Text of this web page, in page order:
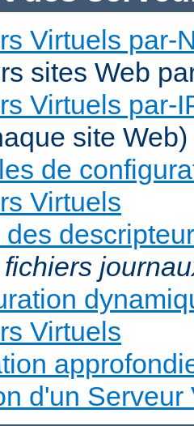
Virtuels par-
sites Web
Virtuels par-
site Web)
de
Virtuels
des
Virtuels
d'un Serveur